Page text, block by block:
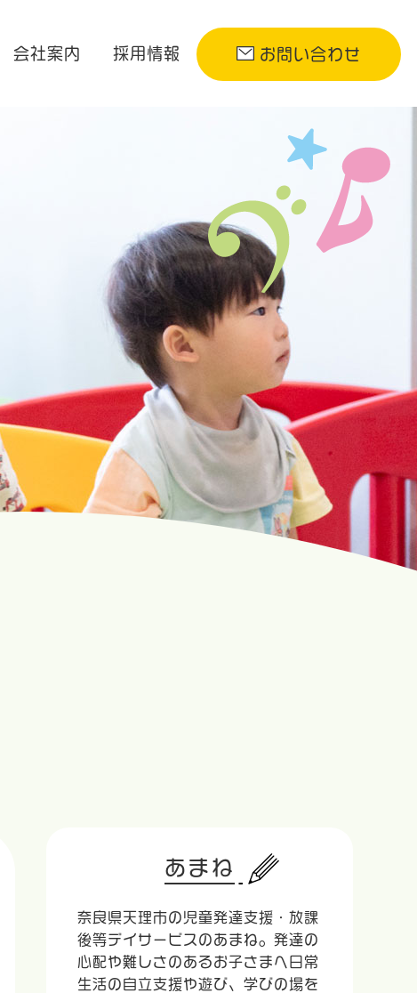
会社案内 採用情報 お問い合わせ
あまね
奈良県天理市の児童発達支援・放課
後等デイサービスのあまね。発達の
心配や難しさのあるお子さまへ日常
生活の自立支援や遊び、学びの場を